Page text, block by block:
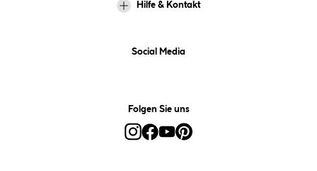
Hilfe & Kontakt
Social Media
Folgen Sie uns